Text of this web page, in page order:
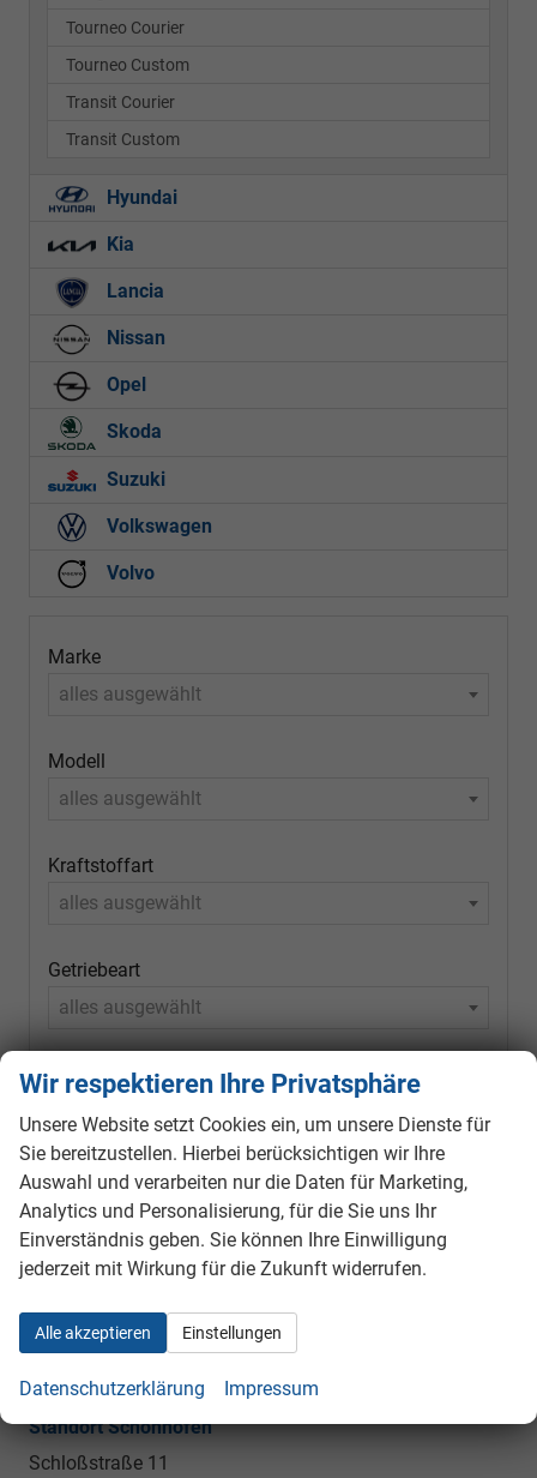
Tourneo Courier
Tourneo Custom
Transit Courier
Transit Custom
Hyundai
Kia
Lancia
Nissan
Opel
Skoda
Suzuki
Volkswagen
Volvo
Marke
alles ausgewählt
Modell
alles ausgewählt
Kraftstoffart
alles ausgewählt
Getriebeart
alles ausgewählt
163 Ergebnisse anzeigen
zurücksetzen
Geparkte Fahrzeuge (0)
Standort Schönhofen
Schloßstraße 11
Wir respektieren Ihre Privatsphäre
Unsere Website setzt Cookies ein, um unsere Dienste für
Sie bereitzustellen. Hierbei berücksichtigen wir Ihre
Auswahl und verarbeiten nur die Daten für Marketing,
Analytics und Personalisierung, für die Sie uns Ihr
Einverständnis geben. Sie können Ihre Einwilligung
jederzeit mit Wirkung für die Zukunft widerrufen.
Alle akzeptieren Einstellungen
Datenschutzerklärung Impressum